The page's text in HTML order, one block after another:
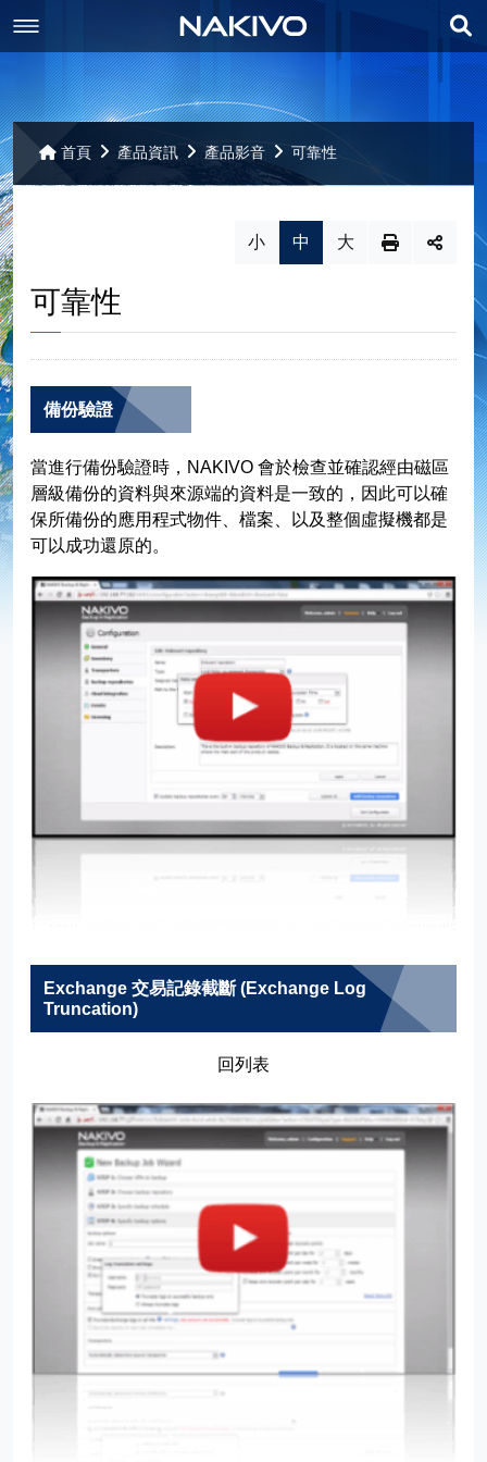
最新消息
最新消息
產品資訊
備份
Hyper-V 備份
Nutainx AHV 備份
AWS EC2 備份
Backup to Cloud
Windows Server 備份
NAS 備份
備份複製
複寫
VMware Replication
Hyper-V Replication
EC2 Instance Replication
災難還原
部屬
輕鬆建置
Appliance
產品影音
安裝
虛擬機資料備份 & 異地複寫
精細還原
雲端服務功能
Active Directory
Calendar Dashboard
NAKIVO 版本比較
聯絡我們
個人資料保護
聯絡我們
相關下載
其它
網站導覽
首頁 產品資訊 產品影音 可靠性
小 中 大
可靠性
備份驗證
當進行備份驗證時，NAKIVO 會於檢查並確認經由磁區
層級備份的資料與來源端的資料是一致的，因此可以確
保所備份的應用程式物件、檔案、以及整個虛擬機都是
可以成功還原的。
Exchange 交易記錄截斷 (Exchange Log
Truncation)
回列表